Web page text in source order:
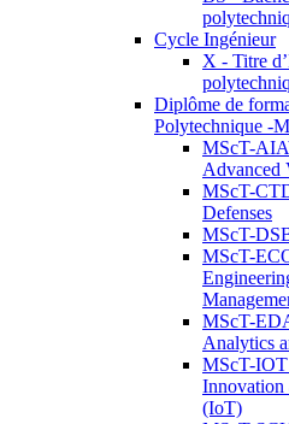
Cycle Ingénieur
X - Titre
Diplôme de
Polytechnique -
MScT-
Advanced
MScT-
Defenses
MScT-
MScT-
MScT-
Analytics
MScT-
Innovation
(IoT)